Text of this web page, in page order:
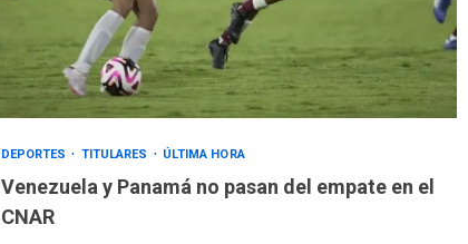
DEPORTES TITULARES ÚLTIMA HORA
Venezuela y Panamá no pasan del empate en el
CNAR